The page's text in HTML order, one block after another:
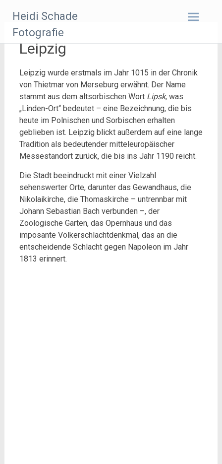
Inhalt
springen
Heidi Schade
Fotografie
Leipzig
Leipzig wurde erstmals im Jahr 1015 in der Chronik
von Thietmar von Merseburg erwähnt. Der Name
stammt aus dem altsorbischen Wort Lipsk, was
„Linden-Ort“ bedeutet – eine Bezeichnung, die bis
heute im Polnischen und Sorbischen erhalten
geblieben ist. Leipzig blickt außerdem auf eine lange
Tradition als bedeutender mitteleuropäischer
Messestandort zurück, die bis ins Jahr 1190 reicht.
Die Stadt beeindruckt mit einer Vielzahl
sehenswerter Orte, darunter das Gewandhaus, die
Nikolaikirche, die Thomaskirche – untrennbar mit
Johann Sebastian Bach verbunden –, der
Zoologische Garten, das Opernhaus und das
imposante Völkerschlachtdenkmal, das an die
entscheidende Schlacht gegen Napoleon im Jahr
1813 erinnert.